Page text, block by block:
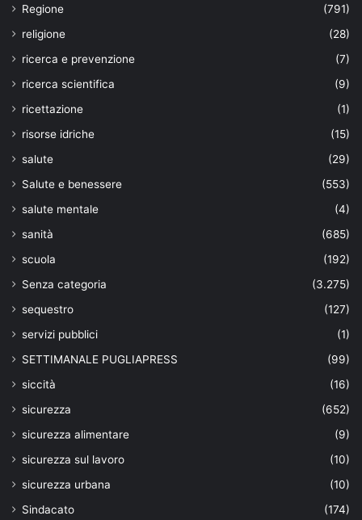
Regione
(791)
religione
(28)
ricerca e prevenzione
(7)
ricerca scientifica
(9)
ricettazione
(1)
risorse idriche
(15)
salute
(29)
Salute e benessere
(553)
salute mentale
(4)
sanità
(685)
scuola
(192)
Senza categoria
(3.275)
sequestro
(127)
servizi pubblici
(1)
SETTIMANALE PUGLIAPRESS
(99)
siccità
(16)
sicurezza
(652)
sicurezza alimentare
(9)
sicurezza sul lavoro
(10)
sicurezza urbana
(10)
Sindacato
(174)